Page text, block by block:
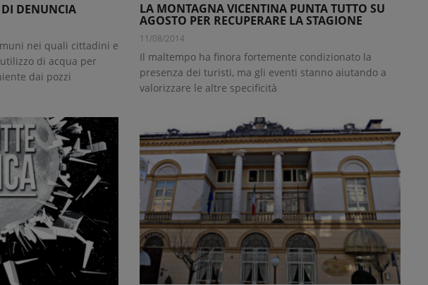
DENUNCIA
nei quali cittadini e
di acqua per
dai pozzi
LA MONTAGNA VICENTINA PUNTA TUTTO SU
AGOSTO PER RECUPERARE LA STAGIONE
11/08/2014
Il maltempo ha finora fortemente condizionato la
presenza dei turisti, ma gli eventi stanno aiutando a
valorizzare le altre specificità